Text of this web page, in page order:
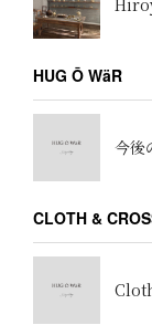
HUG Ō WäR
今後
CLOTH &